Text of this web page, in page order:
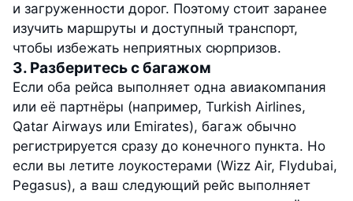
и загруженности дорог. Поэтому стоит заранее
изучить маршруты и доступный транспорт,
чтобы избежать неприятных сюрпризов.
3. Разберитесь с багажом
Если оба рейса выполняет одна авиакомпания
или её партнёры (например, Turkish Airlines,
Qatar Airways или Emirates), багаж обычно
регистрируется сразу до конечного пункта. Но
если вы летите лоукостерами (Wizz Air, Flydubai,
Pegasus), а ваш следующий рейс выполняет